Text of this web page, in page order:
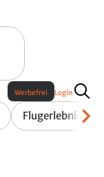
Flugerlebnis
Werbefrei Login